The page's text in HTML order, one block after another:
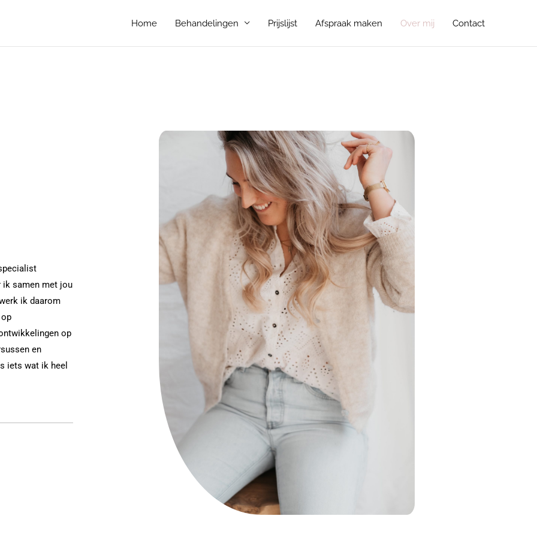
Home Behandelingen Prijslijst Afspraak maken Over mij Contact
ik samen met jou
ik daarom
op
en
iets wat ik heel